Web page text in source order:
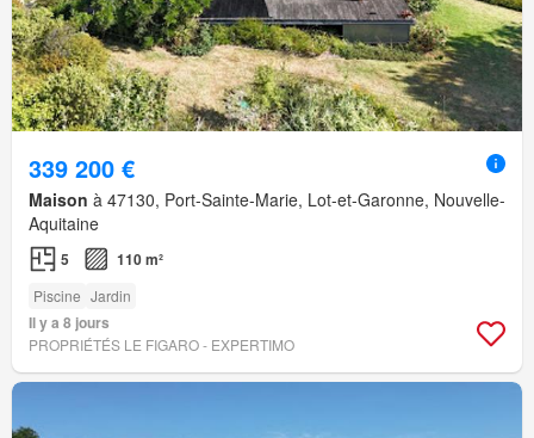
339 200 €
Maison à 47130, Port-Sainte-Marie, Lot-et-Garonne, Nouvelle-
Aquitaine
5 110 m²
Piscine Jardin
Il y a 8 jours
PROPRIÉTÉS LE FIGARO - EXPERTIMO